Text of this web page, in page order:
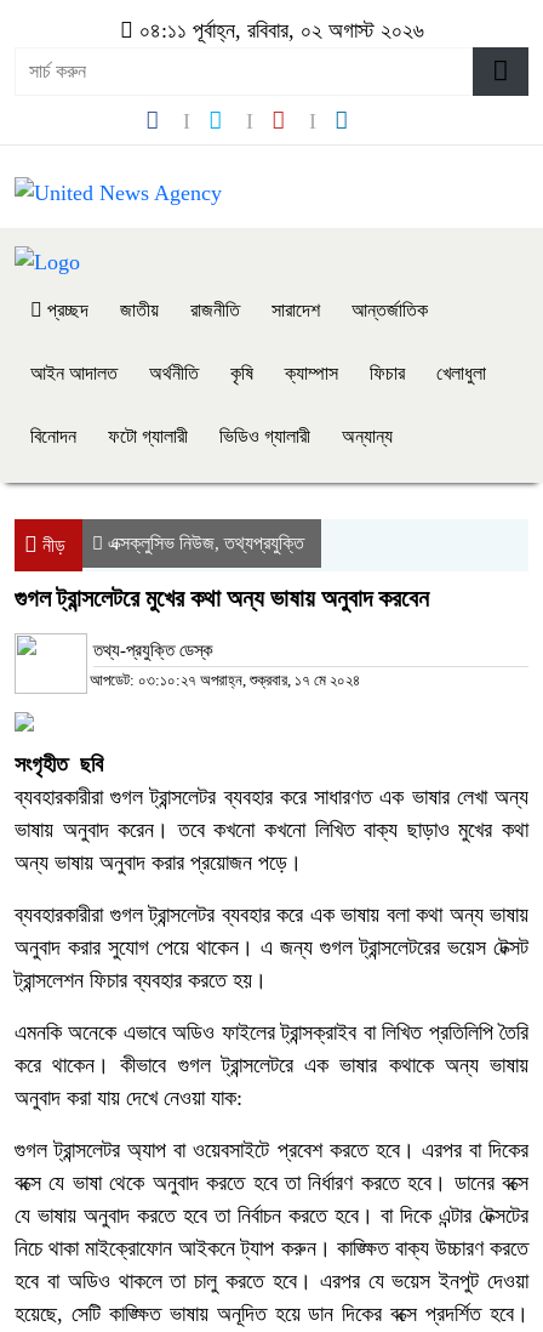
০৪:১১ পূর্বাহ্ন, রবিবার, ০২ অগাস্ট ২০২৬
প্রচ্ছদ জাতীয় রাজনীতি সারাদেশ আন্তর্জাতিক
আইন আদালত অর্থনীতি কৃষি ক্যাম্পাস ফিচার খেলাধুলা
বিনোদন ফটো গ্যালারী ভিডিও গ্যালারী অন্যান্য
নীড় এক্সক্লুসিভ নিউজ,তথ্যপ্রযুক্তি
গুগল ট্রান্সলেটরে মুখের কথা অন্য ভাষায় অনুবাদ করবেন
তথ্য-প্রযুক্তি ডেস্ক
আপডেট: ০৩:১০:২৭ অপরাহ্ন, শুক্রবার, ১৭ মে ২০২৪
সংগৃহীত ছবি
ব্যবহারকারীরা গুগল ট্রান্সলেটর ব্যবহার করে সাধারণত এক ভাষার লেখা অন্য
ভাষায় অনুবাদ করেন। তবে কখনো কখনো লিখিত বাক্য ছাড়াও মুখের কথা
অন্য ভাষায় অনুবাদ করার প্রয়োজন পড়ে।
ব্যবহারকারীরা গুগল ট্রান্সলেটর ব্যবহার করে এক ভাষায় বলা কথা অন্য ভাষায়
অনুবাদ করার সুযোগ পেয়ে থাকেন। এ জন্য গুগল ট্রান্সলেটরের ভয়েস টেক্সট
ট্রান্সলেশন ফিচার ব্যবহার করতে হয়।
এমনকি অনেকে এভাবে অডিও ফাইলের ট্রান্সক্রাইব বা লিখিত প্রতিলিপি তৈরি
করে থাকেন। কীভাবে গুগল ট্রান্সলেটরে এক ভাষার কথাকে অন্য ভাষায়
অনুবাদ করা যায় দেখে নেওয়া যাক:
গুগল ট্রান্সলেটর অ্যাপ বা ওয়েবসাইটে প্রবেশ করতে হবে। এরপর বা দিকের
বক্সে যে ভাষা থেকে অনুবাদ করতে হবে তা নির্ধারণ করতে হবে। ডানের বক্সে
যে ভাষায় অনুবাদ করতে হবে তা নির্বাচন করতে হবে। বা দিকে এন্টার টেক্সটের
নিচে থাকা মাইক্রোফোন আইকনে ট্যাপ করুন। কাঙ্ক্ষিত বাক্য উচ্চারণ করতে
হবে বা অডিও থাকলে তা চালু করতে হবে। এরপর যে ভয়েস ইনপুট দেওয়া
হয়েছে, সেটি কাঙ্ক্ষিত ভাষায় অনূদিত হয়ে ডান দিকের বক্সে প্রদর্শিত হবে।